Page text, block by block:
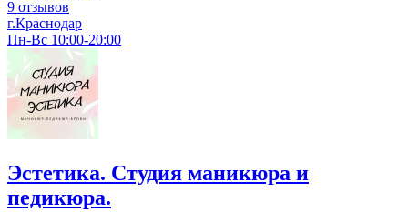
9 отзывов
г.Краснодар
Пн-Вс 10:00-20:00
Эстетика. Студия маникюра и
педикюра.